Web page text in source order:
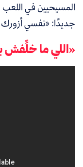
المسيحيين في اللعب
جديدًا: «نفسي أزورك
«اللي ما خلِّفش